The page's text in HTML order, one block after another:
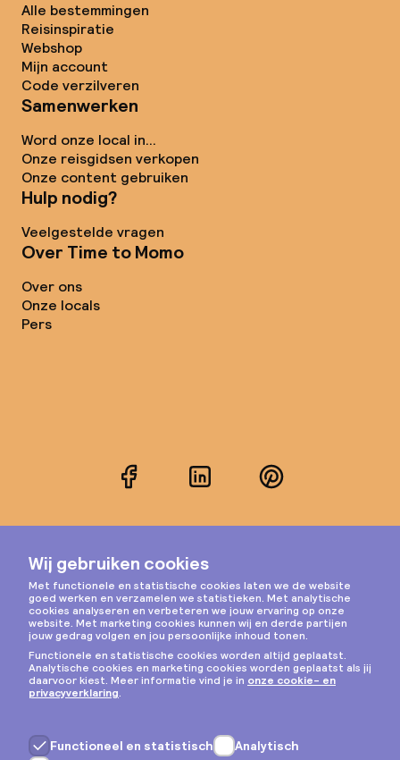
Alle bestemmingen
Reisinspiratie
Webshop
Mijn account
Code verzilveren
Samenwerken
Word onze local in...
Onze reisgidsen verkopen
Onze content gebruiken
Hulp nodig?
Veelgestelde vragen
Over Time to Momo
Over ons
Onze locals
Pers
FacebookLinkedInPinterest
Instagram
Privacy & cookies
Algemene voorwaarden